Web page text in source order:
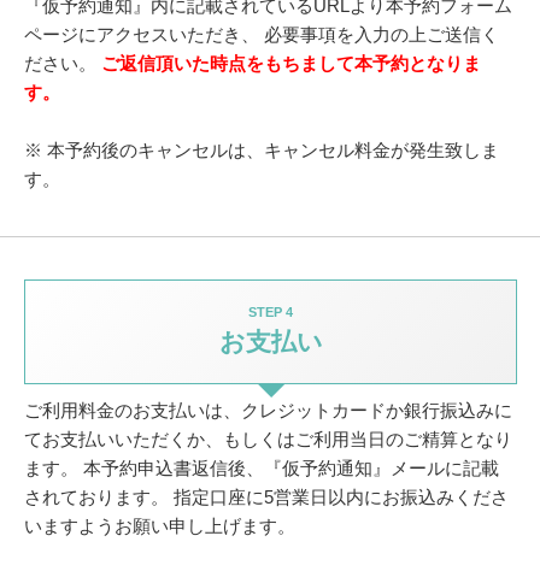
『仮予約通知』内に記載されているURLより本予約フォーム
ページにアクセスいただき、
必要事項を入力の上ご送信く
ださい。
ご返信頂いた時点をもちまして本予約となりま
す。
※ 本予約後のキャンセルは、キャンセル料金が発生致しま
す。
STEP 4
お支払い
ご利用料金のお支払いは、クレジットカードか銀行振込みに
てお支払いいただくか、
もしくはご利用当日のご精算となり
ます。
本予約申込書返信後、『仮予約通知』メールに記載
されております。
指定口座に5営業日以内にお振込みくださ
いますようお願い申し上げます。